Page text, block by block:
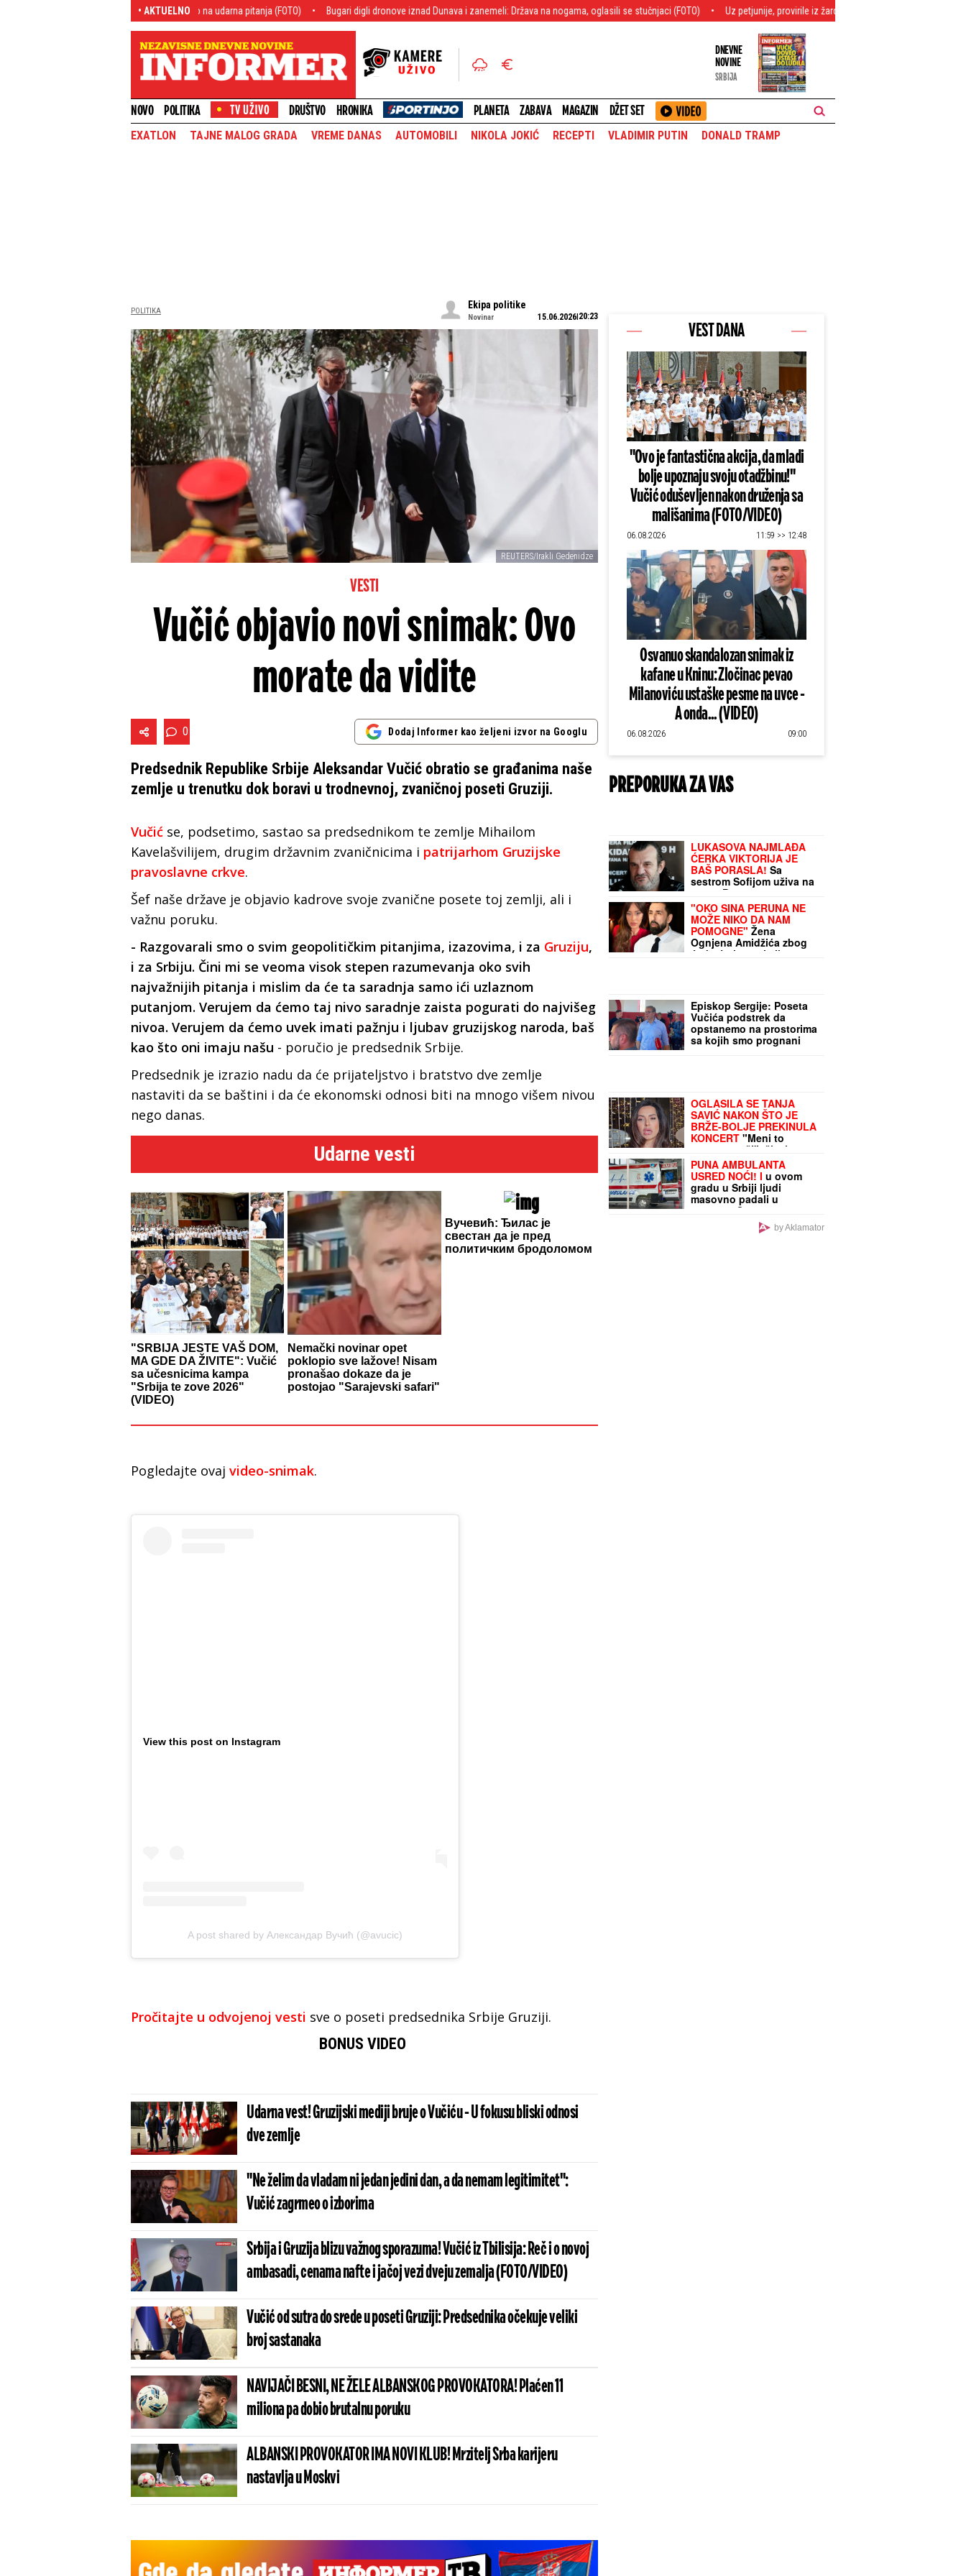
• AKTUELNO
dobio poklone, pa odgovorio na udarna pitanja (FOTO) Bugari digli dronove iznad Dunava i zanemeli: Država na nogama, oglasili se stučnjaci (FOTO) Uz petjunije, provirile iz žardinjere i šokirale prolaznike! Niko ih nije
DNEVNE
NOVINE
SRBIJA
NOVO POLITIKA DRUŠTVO HRONIKA PLANETA ZABAVA MAGAZIN DŽET SET
EXATLON TAJNE MALOG GRADA VREME DANAS AUTOMOBILI NIKOLA JOKIĆ RECEPTI VLADIMIR PUTIN DONALD TRAMP
POLITIKA
Ekipa politike
Novinar 15.06.2026 20:23
REUTERS/Irakli Gedenidze
VESTI
Vučić objavio novi snimak: Ovo
morate da vidite
0 Dodaj Informer kao željeni izvor na Googlu
Predsednik Republike Srbije Aleksandar Vučić obratio se građanima naše
zemlje u trenutku dok boravi u trodnevnoj, zvaničnoj poseti Gruziji.
Vučić se, podsetimo, sastao sa predsednikom te zemlje Mihailom
Kavelašvilijem, drugim državnim zvaničnicima i patrijarhom Gruzijske
pravoslavne crkve.
Šef naše države je objavio kadrove svoje zvanične posete toj zemlji, ali i
važnu poruku.
- Razgovarali smo o svim geopolitičkim pitanjima, izazovima, i za Gruziju,
i za Srbiju. Čini mi se veoma visok stepen razumevanja oko svih
najvažnijih pitanja i mislim da će ta saradnja samo ići uzlaznom
putanjom. Verujem da ćemo taj nivo saradnje zaista pogurati do najvišeg
nivoa. Verujem da ćemo uvek imati pažnju i ljubav gruzijskog naroda, baš
kao što oni imaju našu - poručio je predsednik Srbije.
Predsednik je izrazio nadu da će prijateljstvo i bratstvo dve zemlje
nastaviti da se baštini i da će ekonomski odnosi biti na mnogo višem nivou
nego danas.
Udarne vesti
"SRBIJA JESTE VAŠ DOM,
MA GDE DA ŽIVITE": Vučić
sa učesnicima kampa
"Srbija te zove 2026"
(VIDEO)
Nemački novinar opet
poklopio sve lažove! Nisam
pronašao dokaze da je
postojao "Sarajevski safari"
Вучевић: Ђилас је
свестан да је пред
политичким бродоломом
Pogledajte ovaj video-snimak.
View this post on Instagram
A post shared by Александар Вучић (@avucic)
Pročitajte u odvojenoj vesti sve o poseti predsednika Srbije Gruziji.
BONUS VIDEO
Udarna vest! Gruzijski mediji bruje o Vučiću - U fokusu bliski odnosi
dve zemlje
"Ne želim da vladam ni jedan jedini dan, a da nemam legitimitet":
Vučić zagrmeo o izborima
Srbija i Gruzija blizu važnog sporazuma! Vučić iz Tbilisija: Reč i o novoj
ambasadi, cenama nafte i jačoj vezi dveju zemalja (FOTO/VIDEO)
Vučić od sutra do srede u poseti Gruziji: Predsednika očekuje veliki
broj sastanaka
NAVIJAČI BESNI, NE ŽELE ALBANSKOG PROVOKATORA! Plaćen 11
miliona pa dobio brutalnu poruku
ALBANSKI PROVOKATOR IMA NOVI KLUB! Mrzitelj Srba karijeru
nastavlja u Moskvi
VEST DANA
"Ovo je fantastična akcija, da mladi
bolje upoznaju svoju otadžbinu!"
Vučić oduševljen nakon druženja sa
mališanima (FOTO/VIDEO)
06.08.2026 11:59 >> 12:48
Osvanuo skandalozan snimak iz
kafane u Kninu: Zločinac pevao
Milanoviću ustaške pesme na uvce -
A onda... (VIDEO)
06.08.2026 09:00
PREPORUKA ZA VAS
LUKASOVA NAJMLAĐA
ĆERKA VIKTORIJA JE
BAŠ PORASLA! Sa
sestrom Sofijom uživa na
moru: Ponosna mama
Sonja pokazala fotke,
puno joj srce
"OKO SINA PERUNA NE
MOŽE NIKO DA NAM
POMOGNE" Žena
Ognjena Amidžića zbog
ćerke Lole unajmila
(FOTO)
Episkop Sergije: Poseta
Vučića podstrek da
opstanemo na prostorima
sa kojih smo prognani
OGLASILA SE TANJA
SAVIĆ NAKON ŠTO JE
BRŽE-BOLJE PREKINULA
KONCERT "Meni to
mnogo znači", čim je
shvatila da situacija
IZMIČE KONTROLI morala
da reaguje
PUNA AMBULANTA
USRED NOĆI! I u ovom
gradu u Srbiji ljudi
masovno padali u
nesvest: Ova grupa
građana bila je
by Aklamator